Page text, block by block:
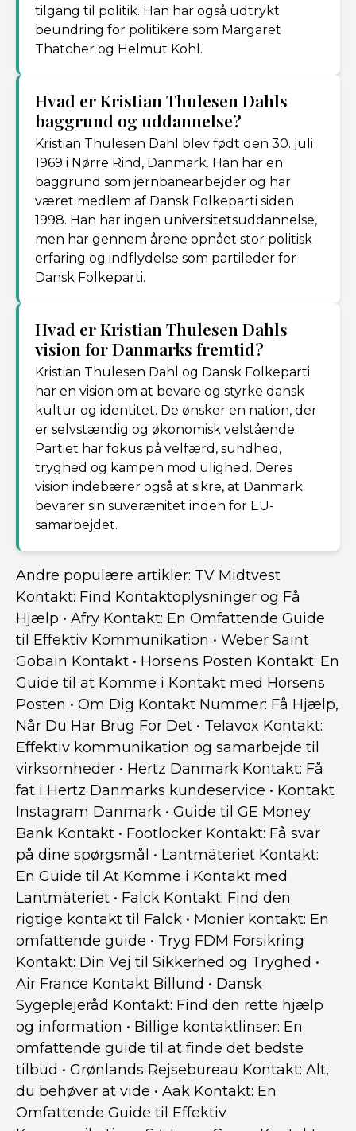
tilgang til politik. Han har også udtrykt
beundring for politikere som Margaret
Thatcher og Helmut Kohl.
Hvad er Kristian Thulesen Dahls
baggrund og uddannelse?
Kristian Thulesen Dahl blev født den 30. juli
1969 i Nørre Rind, Danmark. Han har en
baggrund som jernbanearbejder og har
været medlem af Dansk Folkeparti siden
1998. Han har ingen universitetsuddannelse,
men har gennem årene opnået stor politisk
erfaring og indflydelse som partileder for
Dansk Folkeparti.
Hvad er Kristian Thulesen Dahls
vision for Danmarks fremtid?
Kristian Thulesen Dahl og Dansk Folkeparti
har en vision om at bevare og styrke dansk
kultur og identitet. De ønsker en nation, der
er selvstændig og økonomisk velstående.
Partiet har fokus på velfærd, sundhed,
tryghed og kampen mod ulighed. Deres
vision indebærer også at sikre, at Danmark
bevarer sin suverænitet inden for EU-
samarbejdet.
Andre populære artikler: TV Midtvest
Kontakt: Find Kontaktoplysninger og Få
Hjælp • Afry Kontakt: En Omfattende Guide
til Effektiv Kommunikation • Weber Saint
Gobain Kontakt • Horsens Posten Kontakt: En
Guide til at Komme i Kontakt med Horsens
Posten • Om Dig Kontakt Nummer: Få Hjælp,
Når Du Har Brug For Det • Telavox Kontakt:
Effektiv kommunikation og samarbejde til
virksomheder • Hertz Danmark Kontakt: Få
fat i Hertz Danmarks kundeservice • Kontakt
Instagram Danmark • Guide til GE Money
Bank Kontakt • Footlocker Kontakt: Få svar
på dine spørgsmål • Lantmäteriet Kontakt:
En Guide til At Komme i Kontakt med
Lantmäteriet • Falck Kontakt: Find den
rigtige kontakt til Falck • Monier kontakt: En
omfattende guide • Tryg FDM Forsikring
Kontakt: Din Vej til Sikkerhed og Tryghed •
Air France Kontakt Billund • Dansk
Sygeplejeråd Kontakt: Find den rette hjælp
og information • Billige kontaktlinser: En
omfattende guide til at finde det bedste
tilbud • Grønlands Rejsebureau Kontakt: Alt,
du behøver at vide • Aak Kontakt: En
Omfattende Guide til Effektiv